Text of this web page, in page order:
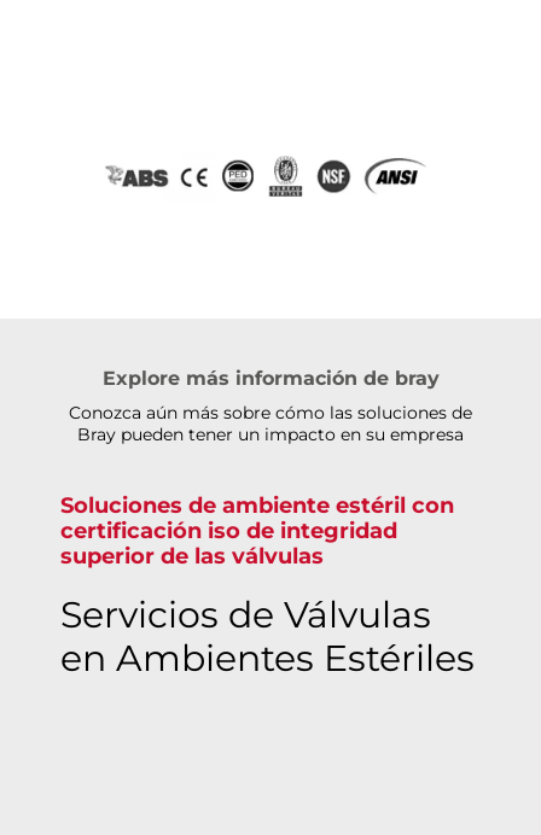
Explore más información de bray
Conozca aún más sobre cómo las soluciones de
Bray pueden tener un impacto en su empresa
Soluciones de ambiente estéril con
certificación iso de integridad
superior de las válvulas
Servicios de Válvulas
en Ambientes Estériles